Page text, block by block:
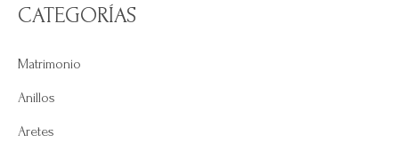
CATEGORÍAS
Matrimonio
Anillos
Aretes